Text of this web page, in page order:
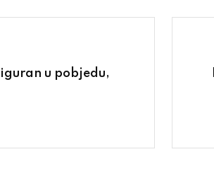
u pobjedu,